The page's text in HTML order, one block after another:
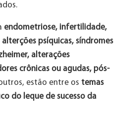
endometriose, infertilidade,
psíquicas, síndromes
alterações
crônicas ou agudas, pós-
estão entre os temas
do leque de sucesso da